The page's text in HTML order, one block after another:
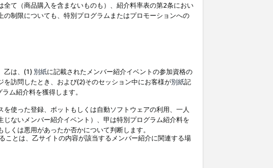
て（商品購入を含まないものも）、紹介料率表の第2条におい
制限についても、特別プログラムまたはプロモーションへの
乙は、(1) 別紙に記載されたメンバー紹介イベントの参加資格の
訪問したとき、および(2)そのセッション中にお客様が別紙記
ム紹介料を獲得します。
使った登録、ボットもしくは自動ソフトウェアの利用、一人
ないメンバー紹介イベント）、甲は特別プログラム紹介料を
くは悪用があったか否かについて判断します。
ことは、乙サイトの内容が該当するメンバー紹介に関連する場